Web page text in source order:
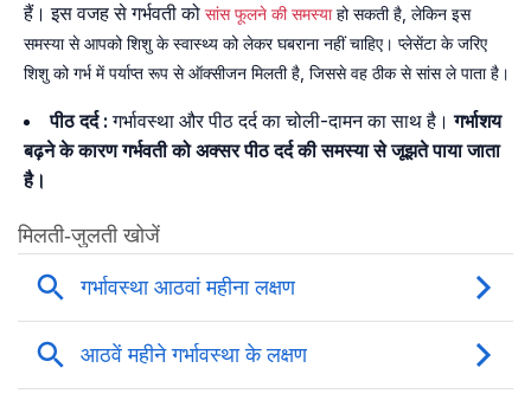
हैं। इस वजह से गर्भवती को सांस फूलने की समस्याहो सकती है, लेकिन इस
समस्या से आपको शिशु के स्वास्थ्य को लेकर घबराना नहीं चाहिए। प्लेसेंटा के जरिए
शिशु को गर्भ में पर्याप्त रूप से ऑक्सीजन मिलती है, जिससे वह ठीक से सांस ले पाता है।
पीठ दर्द :गर्भावस्था और पीठ दर्द का चोली-दामन का साथ है। गर्भाशय
बढ़ने के कारण गर्भवती को अक्सर पीठ दर्द की समस्या से जूझते पाया जाता
है।